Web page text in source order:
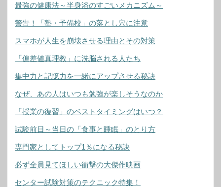
最強の健康法～半身浴のすごいメカニズム～
警告！「塾・予備校」の落とし穴に注意
スマホが人生を崩壊させる理由とその対策
「偏差値真理教」に洗脳される人たち
集中力と記憶力を一緒にアップさせる秘訣
なぜ、あの人はいつも勉強が楽しそうなのか
「授業の復習」のベストタイミングはいつ？
試験前日～当日の「食事と睡眠」のとり方
専門家としてトップ1％になる秘訣
必ず全員見てほしい衝撃の大傑作映画
センター試験対策のテクニック特集！